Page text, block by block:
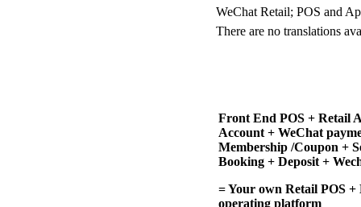
WeChat Retail; POS and
There are no translations
Front End POS + Retail
Account + WeChat
Membership /Coupon +
Booking + Deposit +
= Your own Retail POS +
operating platform